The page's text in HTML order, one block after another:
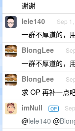
谢谢
lele140 Sep
一群不厚道的，
BlongLee
一群不厚道的，
BlongLee
求 OP 再补一点
imNull OP
@lele140 @